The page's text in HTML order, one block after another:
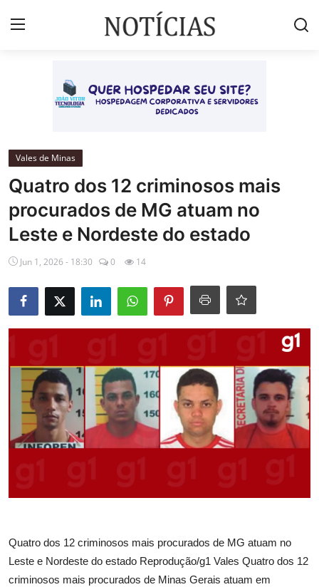
Login
Brasil
Esportes
Vales de Minas
Celebridades e Famosos
Galeria
Vales de Minas
Quatro dos 12 criminosos mais
procurados de MG atuam no
Leste e Nordeste do estado
Jun 1, 2026 - 18:30 0 14
Quatro dos 12 criminosos mais procurados de MG atuam no
Leste e Nordeste do estado Reprodução/g1 Vales Quatro dos 12
criminosos mais procurados de Minas Gerais atuam em